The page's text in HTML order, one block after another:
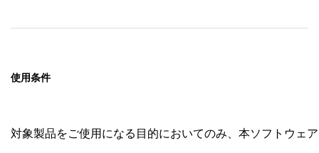
使用条件
対象製品をご使用になる目的においてのみ、本ソフトウェ